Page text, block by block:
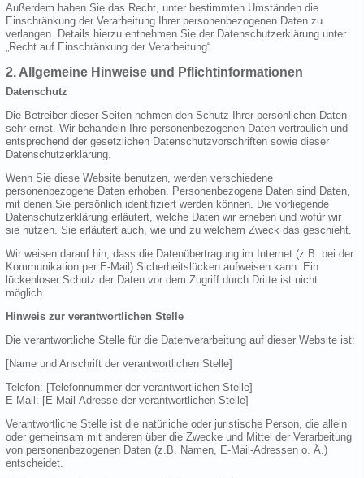
Außerdem haben Sie das Recht, unter bestimmten Umständen die
Einschränkung der Verarbeitung Ihrer personenbezogenen Daten zu
verlangen. Details hierzu entnehmen Sie der Datenschutzerklärung unter
„Recht auf Einschränkung der Verarbeitung“.
2. Allgemeine Hinweise und Pflichtinformationen
Datenschutz
Die Betreiber dieser Seiten nehmen den Schutz Ihrer persönlichen Daten
sehr ernst. Wir behandeln Ihre personenbezogenen Daten vertraulich und
entsprechend der gesetzlichen Datenschutzvorschriften sowie dieser
Datenschutzerklärung.
Wenn Sie diese Website benutzen, werden verschiedene
personenbezogene Daten erhoben. Personenbezogene Daten sind Daten,
mit denen Sie persönlich identifiziert werden können. Die vorliegende
Datenschutzerklärung erläutert, welche Daten wir erheben und wofür wir
sie nutzen. Sie erläutert auch, wie und zu welchem Zweck das geschieht.
Wir weisen darauf hin, dass die Datenübertragung im Internet (z.B. bei der
Kommunikation per E-Mail) Sicherheitslücken aufweisen kann. Ein
lückenloser Schutz der Daten vor dem Zugriff durch Dritte ist nicht
möglich.
Hinweis zur verantwortlichen Stelle
Die verantwortliche Stelle für die Datenverarbeitung auf dieser Website ist:
[Name und Anschrift der verantwortlichen Stelle]
Telefon: [Telefonnummer der verantwortlichen Stelle]
E-Mail: [E-Mail-Adresse der verantwortlichen Stelle]
Verantwortliche Stelle ist die natürliche oder juristische Person, die allein
oder gemeinsam mit anderen über die Zwecke und Mittel der Verarbeitung
von personenbezogenen Daten (z.B. Namen, E-Mail-Adressen o. Ä.)
entscheidet.